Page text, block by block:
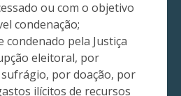
ou com o objetivo
condenação;
condenado pela Justiça
eleitoral, por
por doação, por
ilícitos de recursos